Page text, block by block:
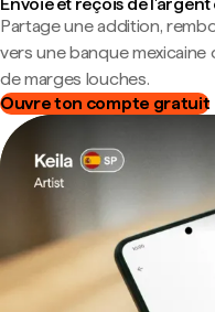
Partage une addition,
vers une banque mexicaine
de marges louches.
Ouvre ton compte gratuit